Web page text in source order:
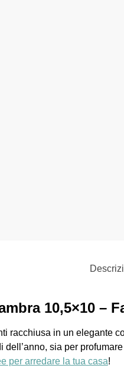
10,5×10 –
racchiusa in un elegante
dell’anno, sia per
per arredare la tua casa!